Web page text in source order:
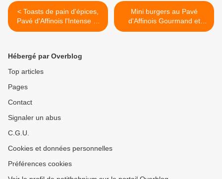
< Toasts de pain d'épices,
Pavé d'Affinois l'Intense et
confit d'oignons
Mini burgers au Pavé
d'Affinois Gourmand et
mortadelle >
Hébergé par Overblog
Top articles
Pages
Contact
Signaler un abus
C.G.U.
Cookies et données personnelles
Préférences cookies